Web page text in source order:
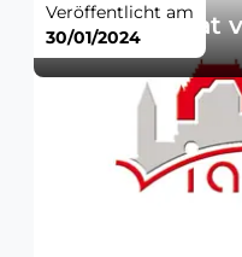
Gemeinderat
Veröffentlicht am
30/01/2024